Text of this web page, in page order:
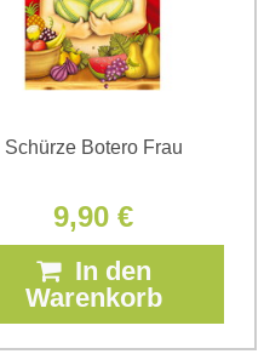
Schürze Botero Frau
9,90 €
In den
Warenkorb